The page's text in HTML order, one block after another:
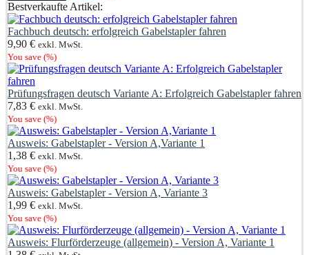
Bestverkaufte Artikel:
Fachbuch deutsch: erfolgreich Gabelstapler fahren
9,90 € exkl. MwSt.
You save (%)
Prüfungsfragen deutsch Variante A: Erfolgreich Gabelstapler fahren
7,83 € exkl. MwSt.
You save (%)
Ausweis: Gabelstapler - Version A,Variante 1
1,38 € exkl. MwSt.
You save (%)
Ausweis: Gabelstapler - Version A, Variante 3
1,99 € exkl. MwSt.
You save (%)
Ausweis: Flurförderzeuge (allgemein) - Version A, Variante 1